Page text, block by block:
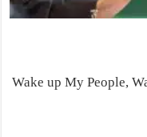
Wake up My People,